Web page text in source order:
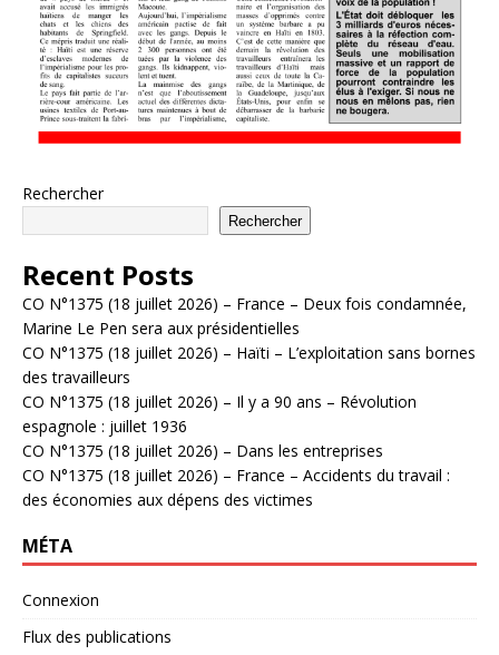
Rechercher
Rechercher
Recent Posts
CO N°1375 (18 juillet 2026) – France – Deux fois condamnée,
Marine Le Pen sera aux présidentielles
CO N°1375 (18 juillet 2026) – Haïti – L’exploitation sans bornes
des travailleurs
CO N°1375 (18 juillet 2026) – Il y a 90 ans – Révolution
espagnole : juillet 1936
CO N°1375 (18 juillet 2026) – Dans les entreprises
CO N°1375 (18 juillet 2026) – France – Accidents du travail :
des économies aux dépens des victimes
MÉTA
Connexion
Flux des publications